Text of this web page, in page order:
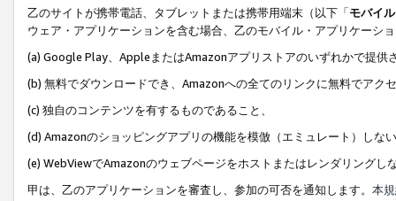
乙のサイトが携帯電話、タブレットまたは携帯用端末（以下「モバイ
ウェア・アプリケーションを含む場合、乙のモバイル・アプリケーシ
(a) Google Play、AppleまたはAmazonアプリストアのいずれかで提供
(b) 無料でダウンロードでき、Amazonへの全てのリンクに無料でアク
(c) 独自のコンテンツを有するものであること、
(d) Amazonのショッピングアプリの機能を模倣（エミュレート）しな
(e) WebViewでAmazonのウェブページをホストまたはレンダリングし
甲は、乙のアプリケーションを審査し、参加の可否を通知します。 本